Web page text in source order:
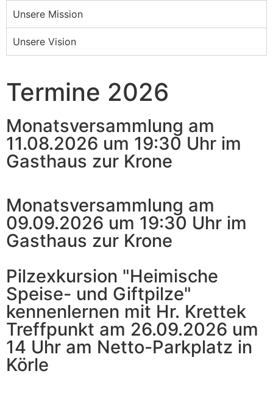
Unsere Mission
Unsere Vision
Termine 2026
Monatsversammlung am
11.08.2026 um 19:30 Uhr im
Gasthaus zur Krone
Monatsversammlung am
09.09.2026 um 19:30 Uhr im
Gasthaus zur Krone
Pilzexkursion "Heimische
Speise- und Giftpilze"
kennenlernen mit Hr. Krettek
Treffpunkt am 26.09.2026 um
14 Uhr am Netto-Parkplatz in
Körle